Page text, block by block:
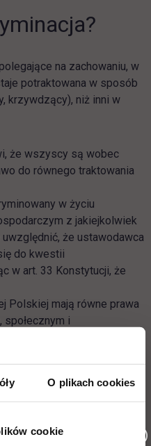
O plikach cookies
cookie
na zachowaniu, w
potraktowana w sposób
krzywdzący), niż inni w
że wszyscy są wobec
do równego traktowania
w życiu
z jakiejkolwiek
że ustawodawca
do kwestii
w art. 33 Konstytucji, że
Polskiej mają równe prawa
i